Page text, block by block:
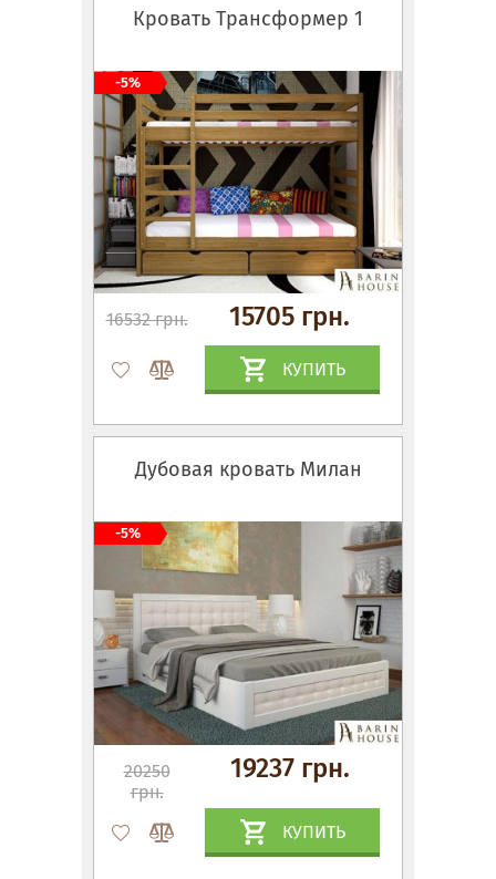
Кровать Трансформер 1
16532 грн. 15705 грн.
КУПИТЬ
-5%
Дубовая кровать Милан
20250
грн.
19237 грн.
КУПИТЬ
-5%